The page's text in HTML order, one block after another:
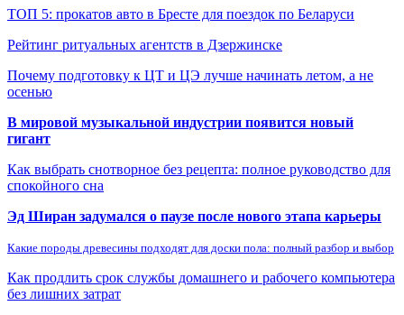
ТОП 5: прокатов авто в Бресте для поездок по Беларуси
Рейтинг ритуальных агентств в Дзержинске
Почему подготовку к ЦТ и ЦЭ лучше начинать летом, а не
осенью
В мировой музыкальной индустрии появится новый
гигант
Как выбрать снотворное без рецепта: полное руководство для
спокойного сна
Эд Ширан задумался о паузе после нового этапа карьеры
Какие породы древесины подходят для доски пола: полный разбор и выбор
Как продлить срок службы домашнего и рабочего компьютера
без лишних затрат